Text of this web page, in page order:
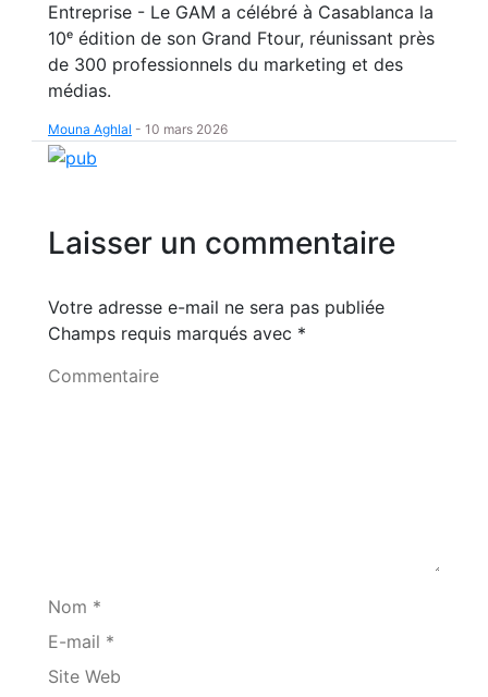
Entreprise - Le GAM a célébré à Casablanca la
10ᵉ édition de son Grand Ftour, réunissant près
de 300 professionnels du marketing et des
médias.
Mouna Aghlal - 10 mars 2026
Laisser un commentaire
Votre adresse e-mail ne sera pas publiée
Champs requis marqués avec *
Commentaire
Nom *
E-mail *
Site Web